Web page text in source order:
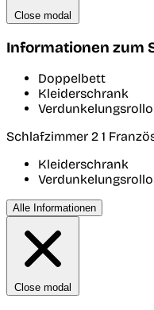
Close modal
Informationen zum
Doppelbett
Kleiderschrank
Schlafzimmer 2 1
Kleiderschrank
Alle Informationen
Close modal